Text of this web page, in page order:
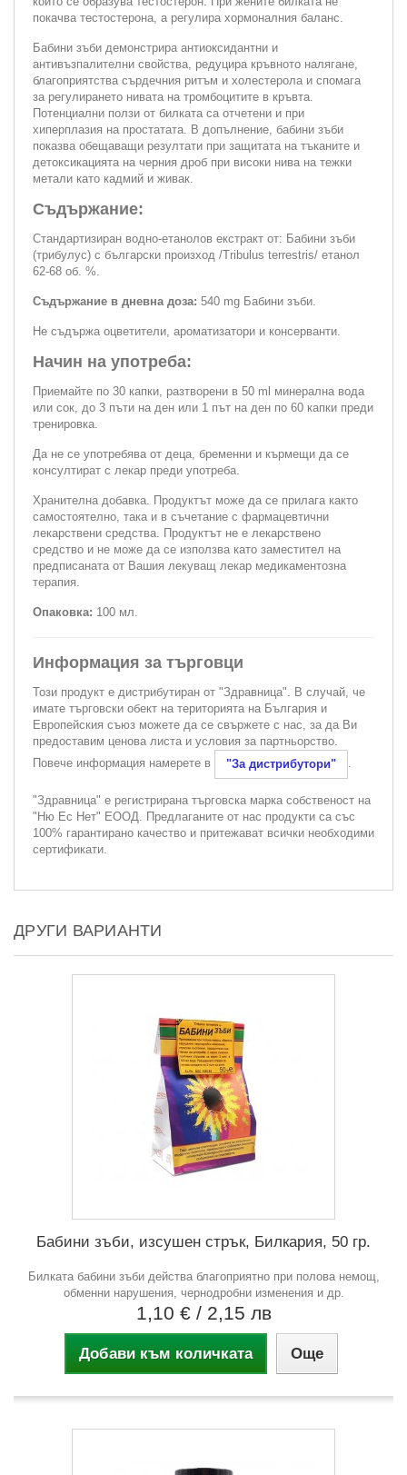
покачва тестостерона, а регулира хормоналния баланс.
Бабини зъби демонстрира антиоксидантни и
антивъзпалителни свойства, редуцира кръвното налягане,
благоприятства сърдечния ритъм и холестерола и спомага
за регулирането нивата на тромбоцитите в кръвта.
Потенциални ползи от билката са отчетени и при
хиперплазия на простатата. В допълнение, бабини зъби
показва обещаващи резултати при защитата на тъканите и
детоксикацията на черния дроб при високи нива на тежки
метали като кадмий и живак.
Съдържание:
Стандартизиран водно-етанолов екстракт от: Бабини зъби
(трибулус) с български произход /Tribulus terrestris/ етанол
62-68 об. %.
Съдържание в дневна доза: 540 mg Бабини зъби.
Не съдържа оцветители, ароматизатори и консерванти.
Начин на употреба:
Приемайте по 30 капки, разтворени в 50 ml минерална вода
или сок, до 3 пъти на ден или 1 път на ден по 60 капки преди
тренировка.
Да не се употребява от деца, бременни и кърмещи да се
консултират с лекар преди употреба.
Хранителна добавка. Продуктът може да се прилага както
самостоятелно, така и в съчетание с фармацевтични
лекарствени средства. Продуктът не е лекарствено
средство и не може да се използва като заместител на
предписаната от Вашия лекуващ лекар медикаментозна
терапия.
Опаковка: 100 мл.
Информация за търговци
Този продукт е дистрибутиран от "Здравница". В случай, че
имате търговски обект на територията на България и
Европейския съюз можете да се свържете с нас, за да Ви
предоставим ценова листа и условия за партньорство.
Повече информация намерете в
"За дистрибутори" .
"Здравница" е регистрирана търговска марка собственост на
"Ню Ес Нет" ЕООД. Предлаганите от нас продукти са със
100% гарантирано качество и притежават всички необходими
сертификати.
ДРУГИ ВАРИАНТИ
Бабини зъби, изсушен стрък, Билкария, 50 гр.
Билката бабини зъби действа благоприятно при полова немощ,
обменни нарушения, чернодробни изменения и др.
1,10 € / 2,15 лв
Добави към количката Още